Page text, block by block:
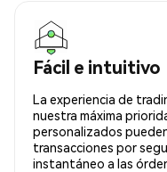
Fácil e intuitivo
La experiencia de
nuestra máxima
personalizados
transacciones por
instantáneo a las